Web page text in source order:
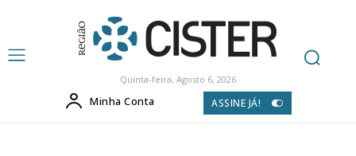
Quinta-feira, Agosto 6, 2026
Minha Conta ASSINE JÁ!